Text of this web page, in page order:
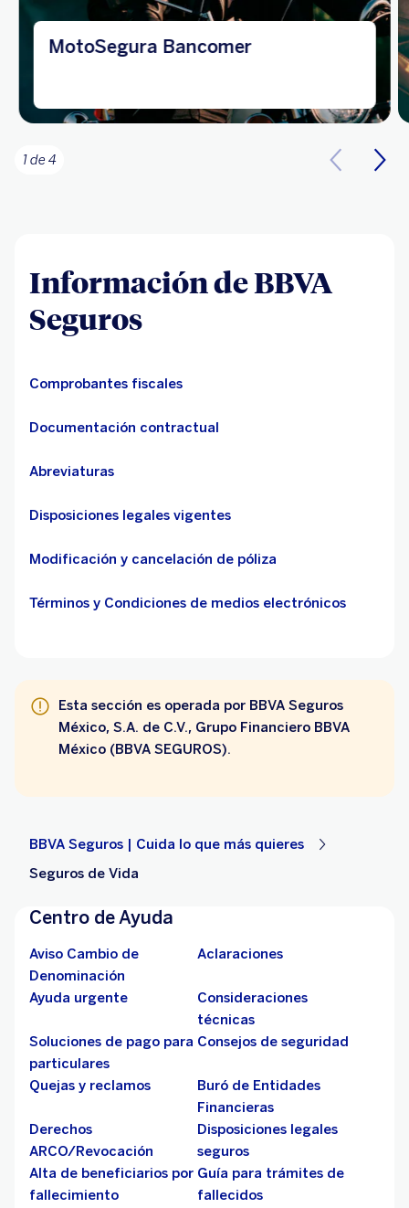
MotoSegura Bancomer
1 de 4
Información de BBVA
Seguros
Comprobantes fiscales
Documentación contractual
Abreviaturas
Disposiciones legales vigentes
Modificación y cancelación de póliza
Términos y Condiciones de medios electrónicos
Esta sección es operada por BBVA Seguros
México, S.A. de C.V., Grupo Financiero BBVA
México (BBVA SEGUROS).
BBVA Seguros | Cuida lo que más quieres
Seguros de Vida
Centro de Ayuda
Aviso Cambio de
Denominación
Aclaraciones
Ayuda urgente
Consideraciones
técnicas
Soluciones de pago para
particulares
Consejos de seguridad
Quejas y reclamos
Buró de Entidades
Financieras
Derechos
ARCO/Revocación
Disposiciones legales
seguros
Alta de beneficiarios por
fallecimiento
Guía para trámites de
fallecidos